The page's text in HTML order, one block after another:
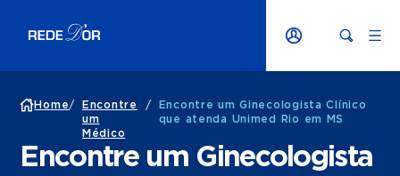
Home/
Encontre
um
Médico
/
Encontre um Ginecologista Clínico
que atenda Unimed Rio em MS
Encontre um Ginecologista